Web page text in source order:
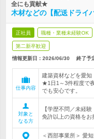
全にも貢献★
木材などの【配送ドライ
正社員 職種・業種未経験OK
第二新卒歓迎
情報更新日：2026/06/30 終了予
仕事内容
建築資材などを愛知
★1日1～3件程度で
でも安心です。
対象と
なる方
【学歴不問／未経
免許以上の資格をお
＜西部事業所＞ 愛